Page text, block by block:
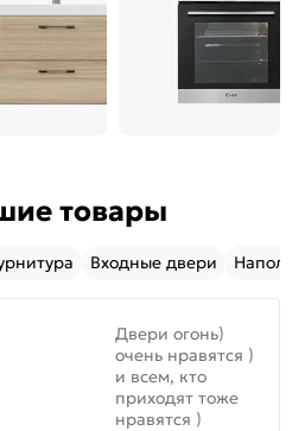
товары
Входные двери
Двери огонь)
очень нравятся )
и всем, кто
приходят тоже
нравятся )